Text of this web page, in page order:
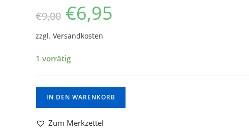
€9,00 €6,95
zzgl. Versandkosten
1 vorrätig
IN DEN WARENKORB
Zum Merkzettel